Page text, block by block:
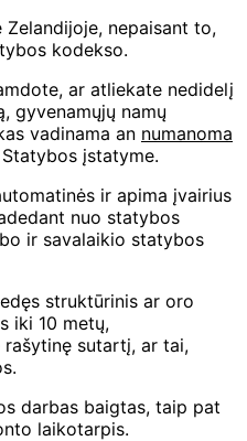
nepaisant to,
kodekso.
ar atliekate nedidelį
gyvenamųjų namų
vadinama an numanoma
įstatyme.
ir apima įvairius
nuo statybos
ir savalaikio statybos
struktūrinis ar oro
iki 10 metų,
sutartį, ar tai,
darbas baigtas, taip pat
laikotarpis.